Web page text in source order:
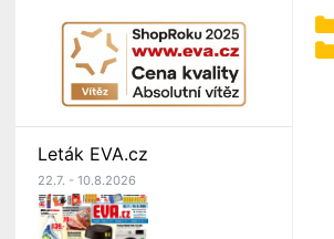
Leták EVA.cz
22.7. - 10.8.2026